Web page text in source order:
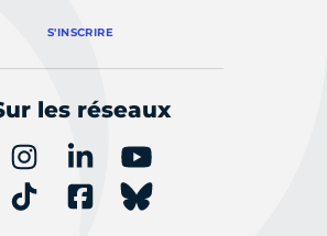
S'INSCRIRE
les réseaux